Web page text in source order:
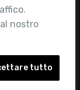
nostro
tutto